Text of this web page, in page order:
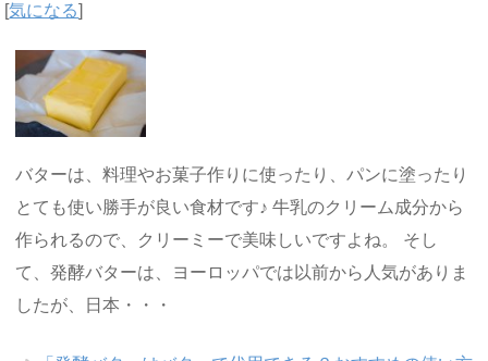
[気になる]
バターは、料理やお菓子作りに使ったり、パンに塗ったり
とても使い勝手が良い食材です♪ 牛乳のクリーム成分から
作られるので、クリーミーで美味しいですよね。 そし
て、発酵バターは、ヨーロッパでは以前から人気がありま
したが、日本・・・